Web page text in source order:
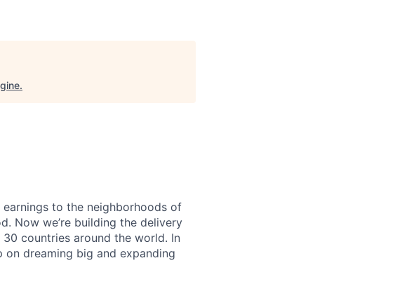
.
to the neighborhoods of
Now we’re building the delivery
countries around the world. In
dreaming big and expanding